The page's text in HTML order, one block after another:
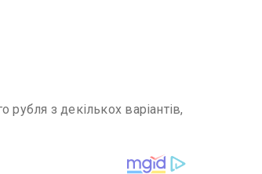
з декількох варіантів,